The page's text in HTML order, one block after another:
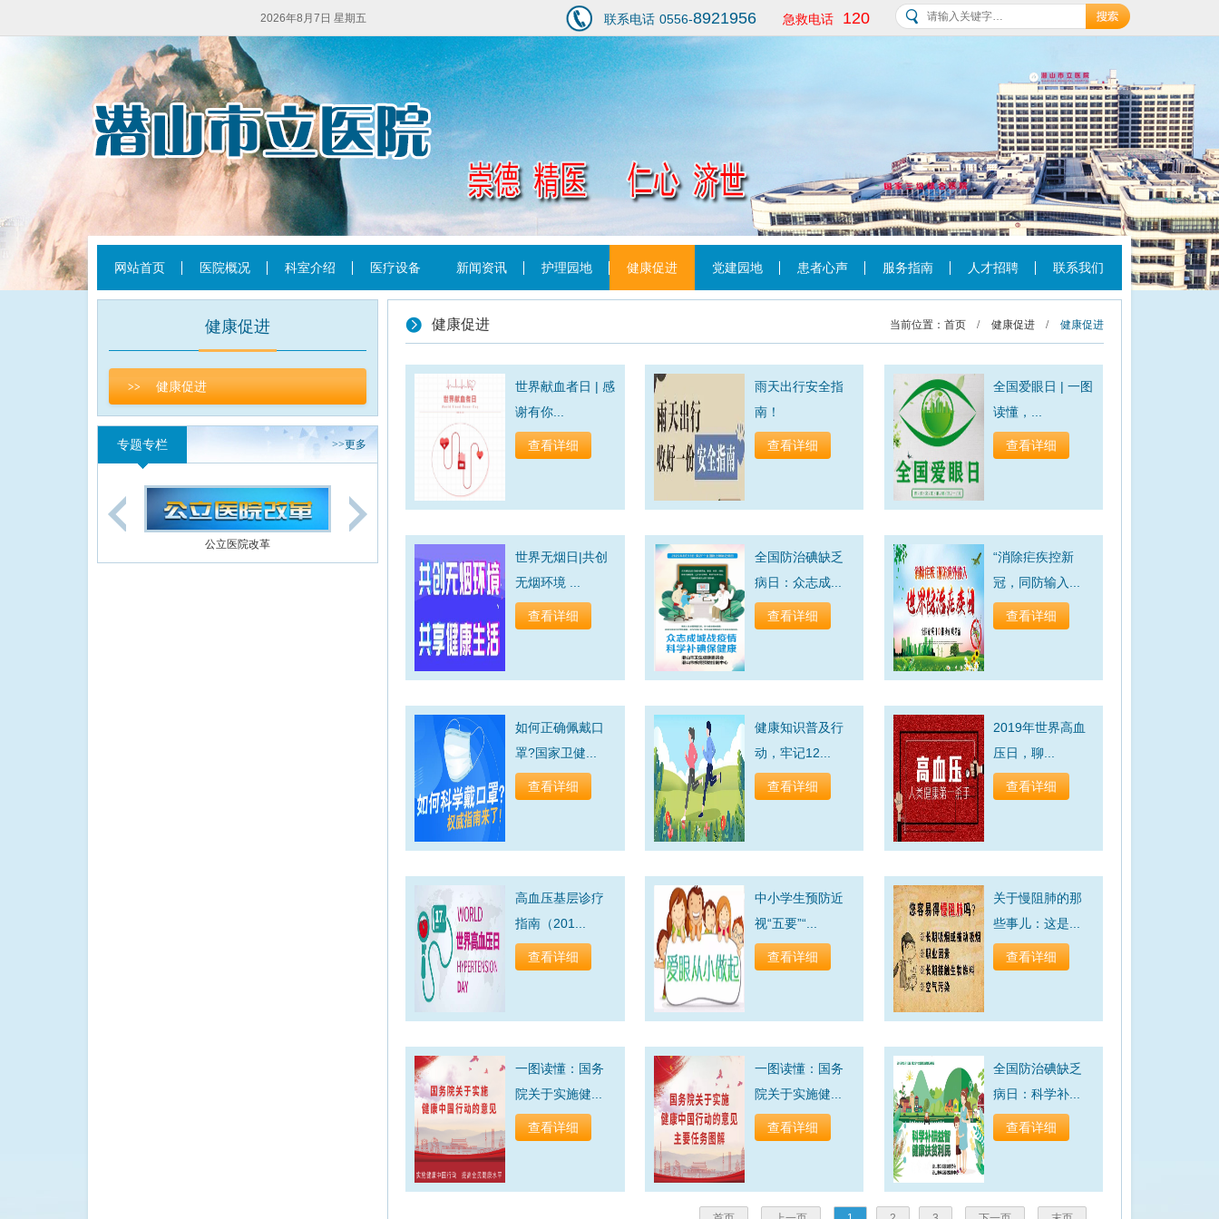
2026年8月7日 星期五 联系电话 0556-8921956 急救电话 120
网站首页 医院概况 科室介绍 医疗设备 新闻资讯 护理园地 健康促进 党建园地 患者心声 服务指南 人才招聘 联系我们
健康促进
>> 健康促进
专题专栏 >>更多
公立医院改革
健康促进 当前位置： 首页 / 健康促进 / 健康促进
世界献血者日 | 感
谢有你...
查看详细
雨天出行安全指
南！
查看详细
全国爱眼日 | 一图
读懂，...
查看详细
世界无烟日|共创
无烟环境 ...
查看详细
全国防治碘缺乏
病日：众志成...
查看详细
“消除疟疾控新
冠，同防输入...
查看详细
如何正确佩戴口
罩?国家卫健...
查看详细
健康知识普及行
动，牢记12...
查看详细
2019年世界高血
压日，聊...
查看详细
高血压基层诊疗
指南（201...
查看详细
中小学生预防近
视“五要”“...
查看详细
关于慢阻肺的那
些事儿：这是...
查看详细
一图读懂：国务
院关于实施健...
查看详细
一图读懂：国务
院关于实施健...
查看详细
全国防治碘缺乏
病日：科学补...
查看详细